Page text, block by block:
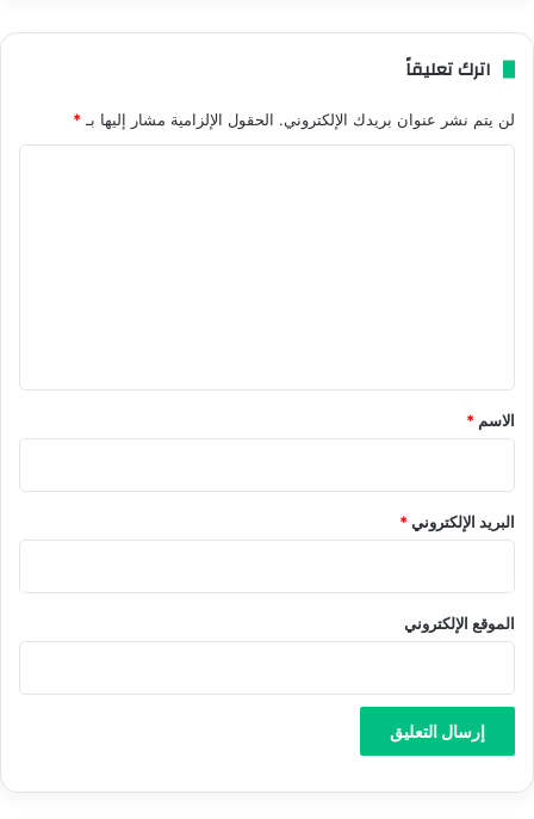
اترك تعليقاً
لن يتم نشر عنوان بريدك الإلكتروني. الحقول الإلزامية مشار إليها بـ *
*
الاسم *
البريد الإلكتروني*
الموقع الإلكتروني